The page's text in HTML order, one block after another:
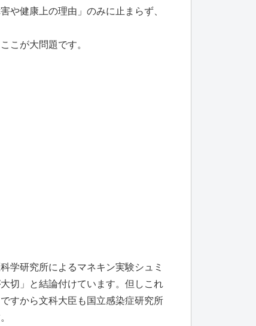
や健康上の理由」のみに止まらず、
こが大問題です。
学研究所によるマネキン実験シュミ
切」と結論付けています。但しこれ
すから文科大臣も国立感染症研究所